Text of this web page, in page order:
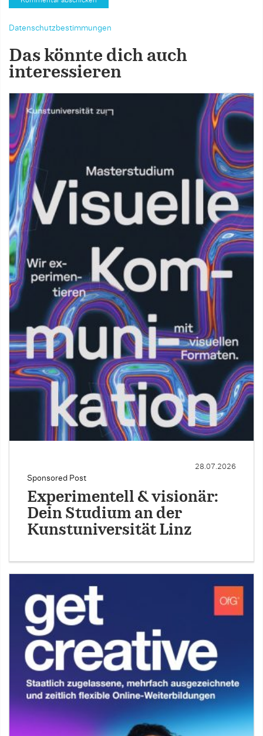
Datenschutzbestimmungen
Das könnte dich auch
interessieren
Sponsored Post
28.07.2026
Experimentell & visionär:
Dein Studium an der
Kunstuniversität Linz